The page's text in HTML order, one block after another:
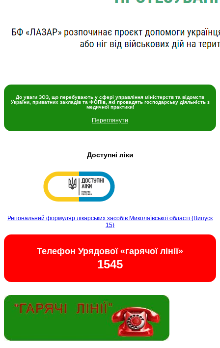
До уваги ЗОЗ, що перебувають у сфері управління міністерств та відомств
України, приватних закладів та ФОПів, які провадять господарську діяльність з
медичної практики!
Переглянути
Доступні ліки
Регіональний формуляр лікарських засобів Миколаївської області (Випуск
15)
Телефон Урядової «гарячої лінії»
1545